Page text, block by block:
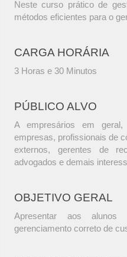
Neste curso prático de
métodos eficientes para o
CARGA HORÁRIA
3 Horas e 30 Minutos
PÚBLICO ALVO
A empresários em geral,
empresas, profissionais de
externos, gerentes de
advogados e demais
OBJETIVO GERAL
Apresentar aos
gerenciamento correto de